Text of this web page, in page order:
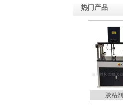
热门产品
胶粘